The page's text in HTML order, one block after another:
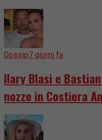
Gossip7 giorni fa
Ilary Blasi e
nozze in Costiera